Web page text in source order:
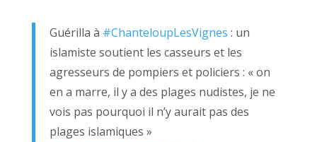
Guérilla à #ChanteloupLesVignes : un
islamiste soutient les casseurs et les
agresseurs de pompiers et policiers : « on
en a marre, il y a des plages nudistes, je ne
vois pas pourquoi il n’y aurait pas des
plages islamiques »